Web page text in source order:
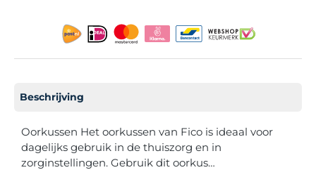
Beschrijving
Oorkussen Het oorkussen van Fico is ideaal voor
dagelijks gebruik in de thuiszorg en in
zorginstellingen. Gebruik dit oorkus…